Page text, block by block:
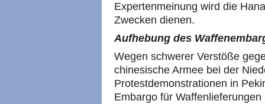
Expertenmeinung wird die
Zwecken dienen.
Aufhebung des
Wegen schwerer Verstöße
chinesische Armee bei der
Protestdemonstrationen in
Embargo für